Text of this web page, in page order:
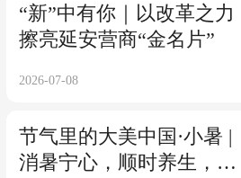
“新”中有你｜以改革之力
擦亮延安营商“金名片”
2026-07-08
节气里的大美中国·小暑 |
消暑宁心，顺时养生，自